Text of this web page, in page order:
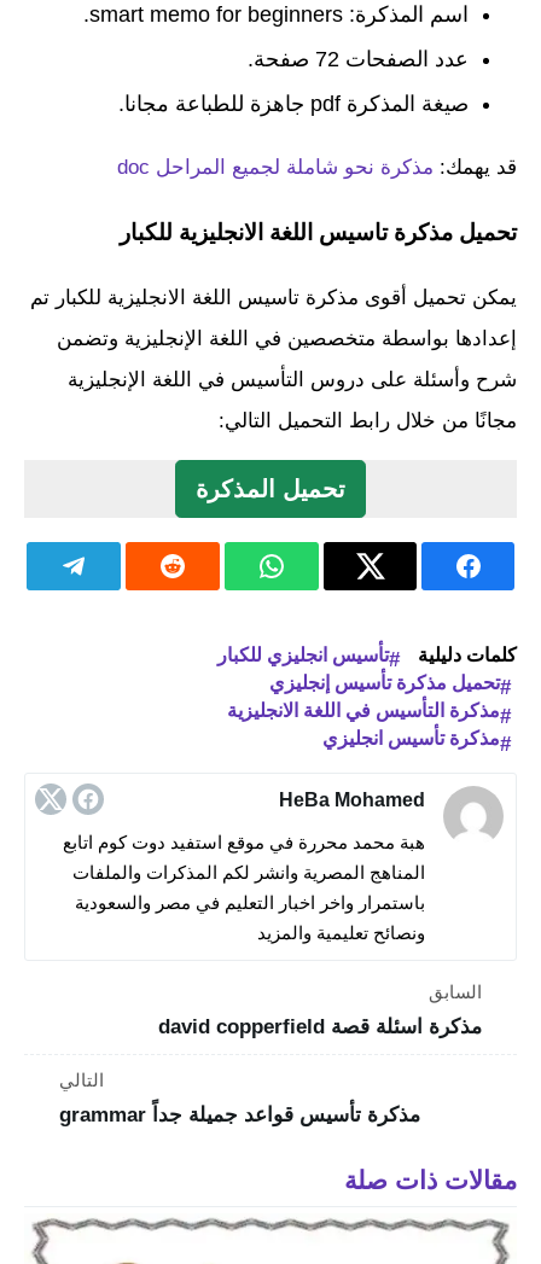
اسم المذكرة: smart memo for beginners.
عدد الصفحات 72 صفحة.
صيغة المذكرة pdf جاهزة للطباعة مجانا.
قد يهمك: مذكرة نحو شاملة لجميع المراحل doc
تحميل مذكرة تاسيس اللغة الانجليزية للكبار
يمكن تحميل أقوى مذكرة تاسيس اللغة الانجليزية للكبار تم
إعدادها بواسطة متخصصين في اللغة الإنجليزية وتضمن
شرح وأسئلة على دروس التأسيس في اللغة الإنجليزية
مجانًا من خلال رابط التحميل التالي:
تحميل المذكرة
كلمات دليلية
تأسيس انجليزي للكبار
تحميل مذكرة تأسيس إنجليزي
مذكرة التأسيس في اللغة الانجليزية
مذكرة تأسيس انجليزي
HeBa Mohamed
هبة محمد محررة في موقع استفيد دوت كوم اتابع
المناهج المصرية وانشر لكم المذكرات والملفات
باستمرار واخر اخبار التعليم في مصر والسعودية
ونصائح تعليمية والمزيد
السابق
مذكرة اسئلة قصة david copperfield
التالي
مذكرة تأسيس قواعد جميلة جداً grammar
مقالات ذات صلة